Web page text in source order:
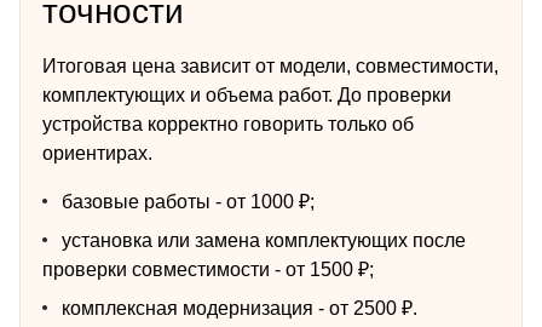
точности
Итоговая цена зависит от модели, совместимости,
комплектующих и объема работ. До проверки
устройства корректно говорить только об
ориентирах.
базовые работы - от 1000 ₽;
установка или замена комплектующих после
проверки совместимости - от 1500 ₽;
комплексная модернизация - от 2500 ₽.